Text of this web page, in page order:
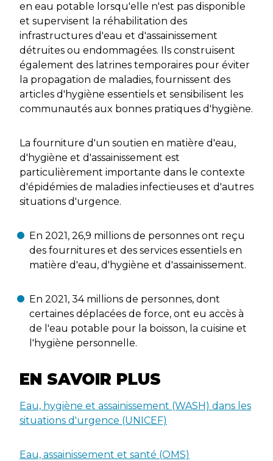
en eau potable lorsqu'elle n'est pas disponible
et supervisent la réhabilitation des
infrastructures d'eau et d'assainissement
détruites ou endommagées. Ils construisent
également des latrines temporaires pour éviter
la propagation de maladies, fournissent des
articles d'hygiène essentiels et sensibilisent les
communautés aux bonnes pratiques d'hygiène.
La fourniture d'un soutien en matière d'eau,
d'hygiène et d'assainissement est
particulièrement importante dans le contexte
d'épidémies de maladies infectieuses et d'autres
situations d'urgence.
En 2021, 26,9 millions de personnes ont reçu
des fournitures et des services essentiels en
matière d'eau, d'hygiène et d'assainissement.
En 2021, 34 millions de personnes, dont
certaines déplacées de force, ont eu accès à
de l'eau potable pour la boisson, la cuisine et
l'hygiène personnelle.
EN SAVOIR PLUS
Eau, hygiène et assainissement (WASH) dans les
situations d'urgence (UNICEF)
Eau, assainissement et santé (OMS)